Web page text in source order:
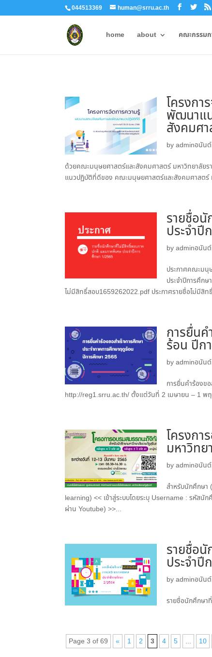
044513369 human@srru.ac.th
home about คณะกรรม
โครงกา
พัฒนาแ
สังคมศ
byadminอนันต์
ด้วยคณะมนุษยศาสตร์และสังคมศาสตร์ มหาวิทยาลัยร
แนวปฏิบัติที่ดีของ คณะมนุษยศาสตร์และสังคมศาสตร์
รายชื่อ
ประจำปี
byadminอนันต์
ประกาศคณะมนุ
ประจำปีการศึก
ไม่มีสิทธิ์สอบ1659262022.pdf ประกาศรายชื่อไม่มีสิ
การยื่นค
ร้อน ปีก
byadminอนันต์
การยื่นคำร้องข
http://reg1.srru.ac.th/ ตั้งแต่วันที่ 2 เมษายน – 1 พ
โครงก
มหาวิท
byadminอนันต์
สำหรับนักศึกษา
learning) << เข้าสู่ระบบโดยระบุ Username : รหัส
ผ่าน Youtube) >>...
รายชื่อ
ประจำปี
byadminอนันต์
รายชื่อนักศึกษา
Page 3 of 69 « 1 2 3 4 5 ... 10